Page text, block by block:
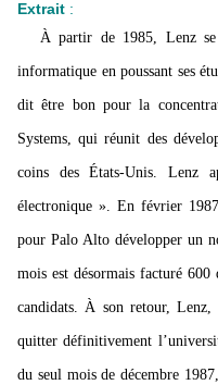
Extrait :
À partir de 1985, Lenz se
informatique en poussant ses
dit être bon pour la
Systems, qui réunit des
coins des États-Unis. Lenz
électronique ». En février
pour Palo Alto développer un
mois est désormais facturé
candidats. À son retour, Lenz,
quitter définitivement
du seul mois de décembre